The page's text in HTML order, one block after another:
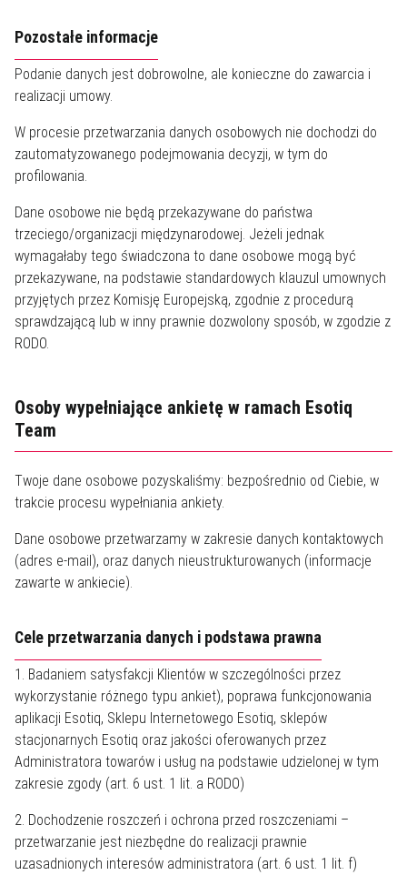
Pozostałe informacje
Podanie danych jest dobrowolne, ale konieczne do zawarcia i
realizacji umowy.
W procesie przetwarzania danych osobowych nie dochodzi do
zautomatyzowanego podejmowania decyzji, w tym do
profilowania.
Dane osobowe nie będą przekazywane do państwa
trzeciego/organizacji międzynarodowej. Jeżeli jednak
wymagałaby tego świadczona to dane osobowe mogą być
przekazywane, na podstawie standardowych klauzul umownych
przyjętych przez Komisję Europejską, zgodnie z procedurą
sprawdzającą lub w inny prawnie dozwolony sposób, w zgodzie z
RODO.
Osoby wypełniające ankietę w ramach Esotiq
Team
Twoje dane osobowe pozyskaliśmy: bezpośrednio od Ciebie, w
trakcie procesu wypełniania ankiety.
Dane osobowe przetwarzamy w zakresie danych kontaktowych
(adres e-mail), oraz danych nieustrukturowanych (informacje
zawarte w ankiecie).
Cele przetwarzania danych i podstawa prawna
1. Badaniem satysfakcji Klientów w szczególności przez
wykorzystanie różnego typu ankiet), poprawa funkcjonowania
aplikacji Esotiq, Sklepu Internetowego Esotiq, sklepów
stacjonarnych Esotiq oraz jakości oferowanych przez
Administratora towarów i usług na podstawie udzielonej w tym
zakresie zgody (art. 6 ust. 1 lit. a RODO)
2. Dochodzenie roszczeń i ochrona przed roszczeniami –
przetwarzanie jest niezbędne do realizacji prawnie
uzasadnionych interesów administratora (art. 6 ust. 1 lit. f)